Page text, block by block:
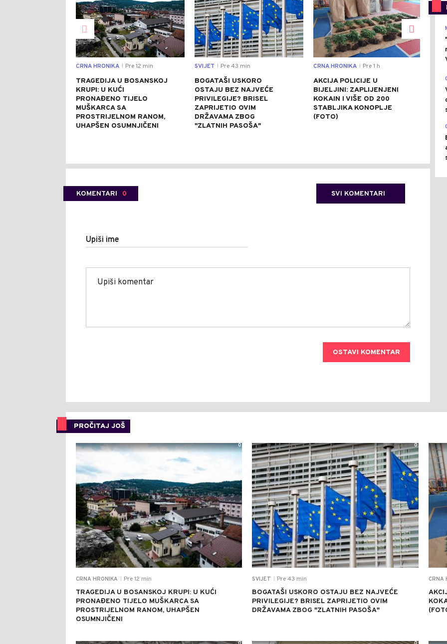
CRNA HRONIKA Pre 12 min
TRAGEDIJA U BOSANSKOJ
KRUPI: U KUĆI
PRONAĐENO TIJELO
MUŠKARCA SA
PROSTRIJELNOM RANOM,
UHAPŠEN OSUMNJIČENI
SVIJET Pre 43 min
BOGATAŠI USKORO
OSTAJU BEZ NAJVEĆE
PRIVILEGIJE? BRISEL
ZAPRIJETIO OVIM
DRŽAVAMA ZBOG
"ZLATNIH PASOŠA"
CRNA HRONIKA Pre 1 h
AKCIJA POLICIJE U
BIJELJINI: ZAPLIJENJENI
KOKAIN I VIŠE OD 200
STABLJIKA KONOPLJE
(FOTO)
KOMENTARI 0 SVI KOMENTARI
Upiši ime
OSTAVI KOMENTAR
PROČITAJ JOŠ
CRNA HRONIKA Pre 12 min
TRAGEDIJA U BOSANSKOJ KRUPI: U KUĆI
PRONAĐENO TIJELO MUŠKARCA SA
PROSTRIJELNOM RANOM, UHAPŠEN
OSUMNJIČENI
0
SVIJET Pre 43 min
BOGATAŠI USKORO OSTAJU BEZ NAJVEĆE
PRIVILEGIJE? BRISEL ZAPRIJETIO OVIM
DRŽAVAMA ZBOG "ZLATNIH PASOŠA"
0
CRNA